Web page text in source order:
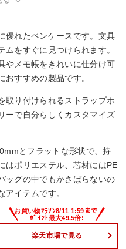
優れたペンケースです。文具
をすぐに見つけられます。
やメモ帳をきれいに仕分け可
すすめの製品です。
取り付けられるストラップホ
ーで自分らしくカスタマイズ
とフラットな形状で、持
はポリエステル、芯材にはPE
ッグの中でもかさばらないの
イテムです。
楽天市場で見る